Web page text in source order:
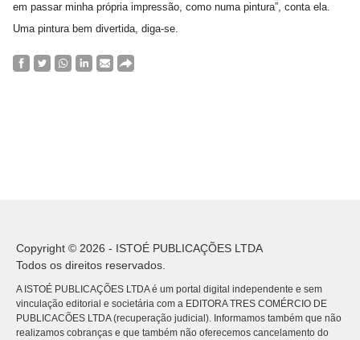
em passar minha própria impressão, como numa pintura”, conta ela.
Uma pintura bem divertida, diga-se.
Copyright © 2026 - ISTOÉ PUBLICAÇÕES LTDA
Todos os direitos reservados.
A ISTOÉ PUBLICAÇÕES LTDA é um portal digital independente e sem
vinculação editorial e societária com a EDITORA TRES COMÉRCIO DE
PUBLICACÕES LTDA (recuperação judicial). Informamos também que não
realizamos cobranças e que também não oferecemos cancelamento do